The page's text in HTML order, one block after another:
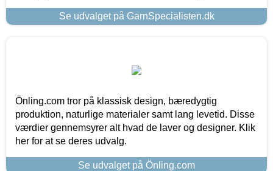
Se udvalget på GarnSpecialisten.dk
Önling.com tror på klassisk design, bæredygtig
produktion, naturlige materialer samt lang levetid. Disse
værdier gennemsyrer alt hvad de laver og designer. Klik
her for at se deres udvalg.
Se udvalget på Önling.com